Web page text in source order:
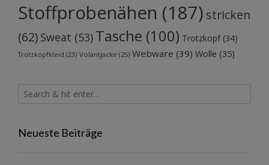
Stoffprobenähen (187) stricken
(62) Sweat (53) Tasche (100) Trotzkopf(34)
Trotzkopfkleid (23) Volantjacke (25) Webware (39) Wolle (35)
Neueste Beiträge